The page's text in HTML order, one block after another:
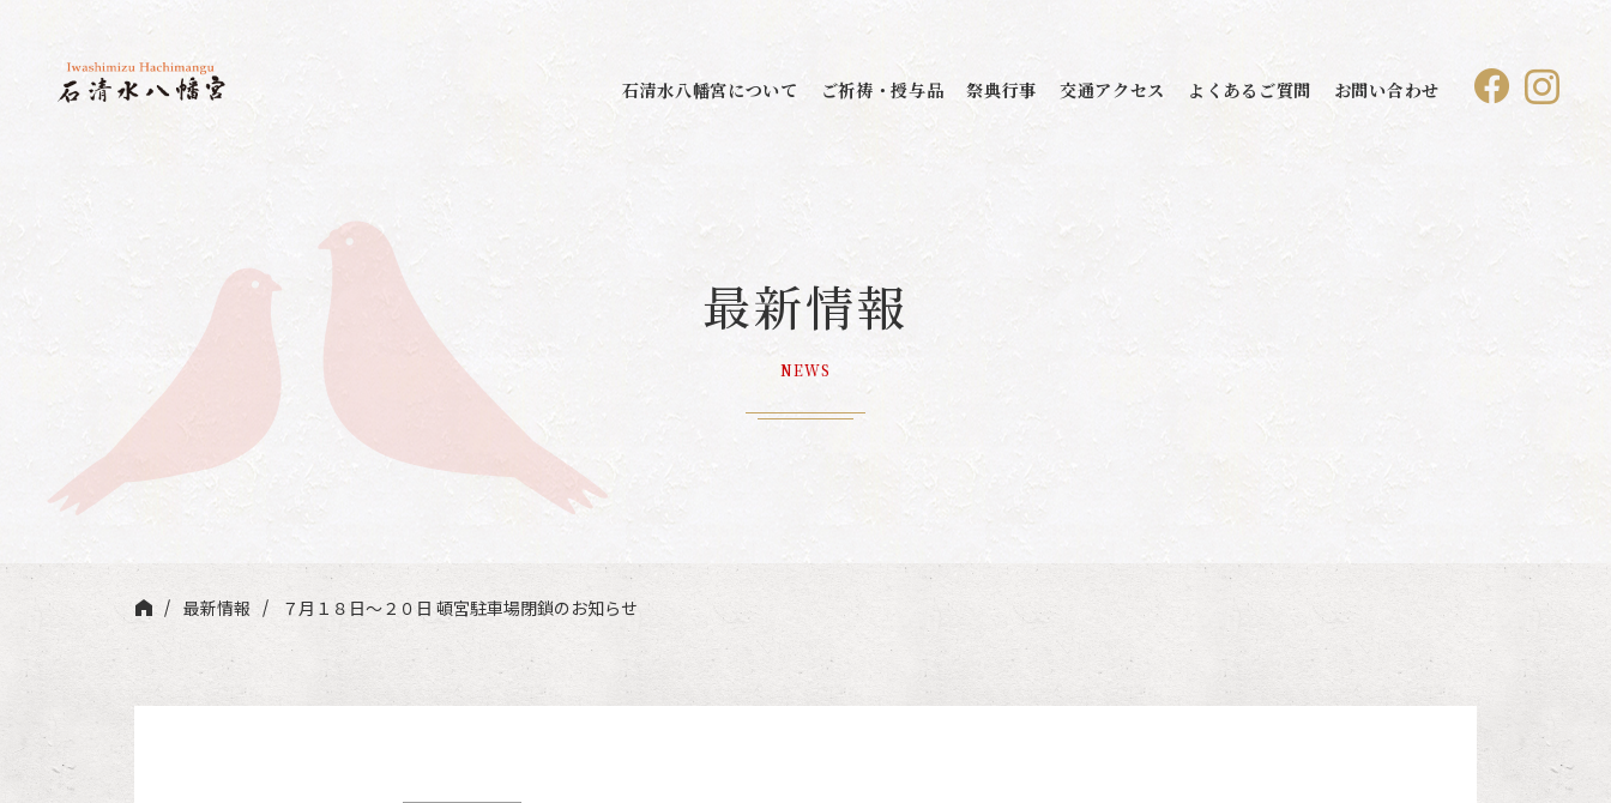
石清水八幡宮について ご祈祷・授与品 祭典行事 交通アクセス よくあるご質問 お問い合わせ
最新情報
NEWS
最新情報 ７月１８日～２０日 頓宮駐車場閉鎖のお知らせ